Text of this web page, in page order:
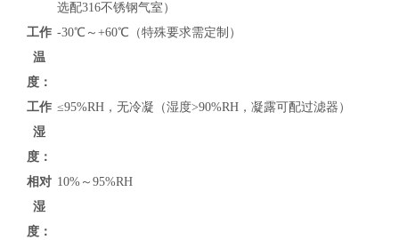
选配316不锈钢气室）
工作
温
度：
-30℃～+60℃（特殊要求需定制）
工作
湿
度：
≤95%RH，无冷凝（湿度>90%RH，凝露可配过滤器）
相对
湿
度：
10%～95%RH